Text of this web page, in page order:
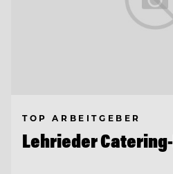
TOP ARBEITGEBER
Lehrieder